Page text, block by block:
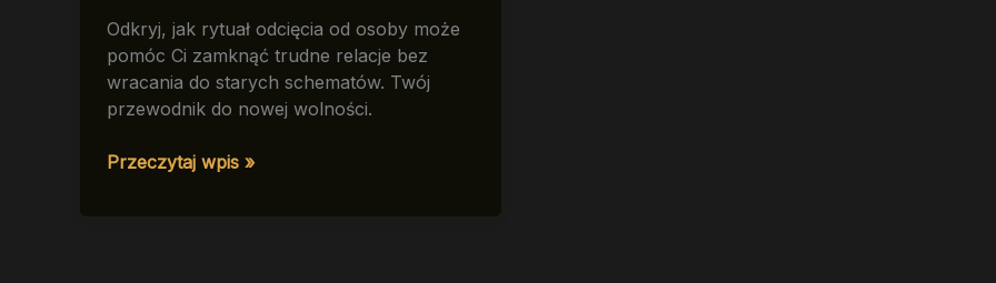
Odkryj, jak rytuał odcięcia od osoby może
pomóc Ci zamknąć trudne relacje bez
wracania do starych schematów. Twój
przewodnik do nowej wolności.
Rytuał
Przeczytaj wpis »